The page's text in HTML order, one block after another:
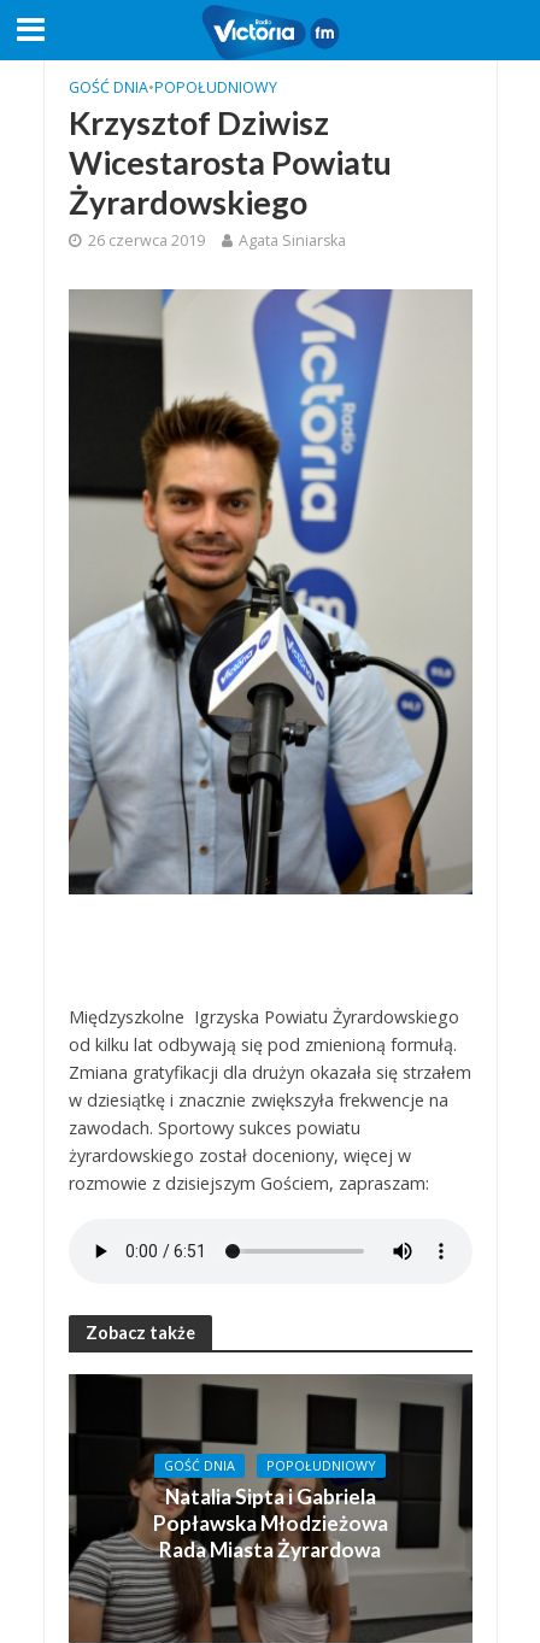
GOŚĆ DNIA•POPOŁUDNIOWY
Krzysztof Dziwisz
Wicestarosta Powiatu
Żyrardowskiego
26 czerwca 2019 Agata Siniarska
Międzyszkolne Igrzyska Powiatu Żyrardowskiego
od kilku lat odbywają się pod zmienioną formułą.
Zmiana gratyfikacji dla drużyn okazała się strzałem
w dziesiątkę i znacznie zwiększyła frekwencje na
zawodach. Sportowy sukces powiatu
żyrardowskiego został doceniony, więcej w
rozmowie z dzisiejszym Gościem, zapraszam:
Zobacz także
GOŚĆ DNIA POPOŁUDNIOWY
Natalia Sipta i Gabriela
Popławska Młodzieżowa
Rada Miasta Żyrardowa